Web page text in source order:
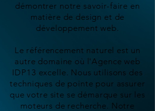
démontrer notre savoir-faire en
matière de design et de
développement web.
Le référencement naturel est un
autre domaine où l'Agence web
IDP13 excelle. Nous utilisons des
techniques de pointe pour assurer
que votre site se démarque sur les
moteurs de recherche. Notre